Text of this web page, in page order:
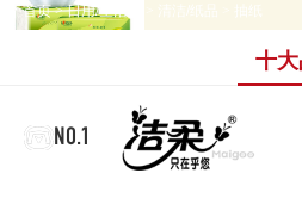
抽纸十大品牌
单的是口碑好或知名度高、有实力的
首页 > 日用/生活品
十
NO.1